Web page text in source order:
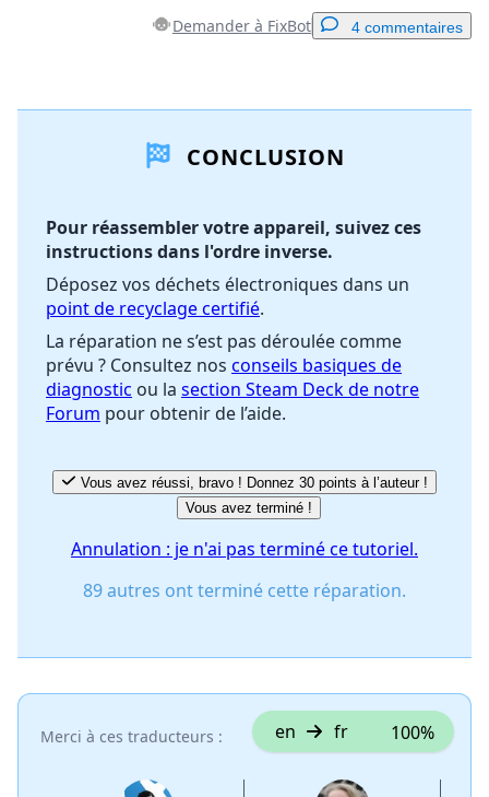
Demander à FixBot 4 commentaires
Ajouter un commentaire
Annuler Publier un commentaire
CONCLUSION
Pour réassembler votre appareil, suivez ces
instructions dans l'ordre inverse.
Déposez vos déchets électroniques dans un
point de recyclage certifié.
La réparation ne s’est pas déroulée comme
prévu ? Consultez nos conseils basiques de
diagnostic ou la section Steam Deck de notre
Forum pour obtenir de l’aide.
Vous avez réussi, bravo ! Donnez 30 points à l’auteur !
Vous avez terminé !
Annulation : je n'ai pas terminé ce tutoriel.
89 autres ont terminé cette réparation.
Merci à ces traducteurs : en fr 100%